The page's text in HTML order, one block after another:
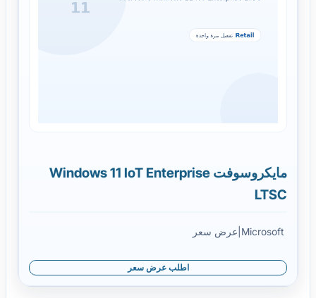
مايكروسوفت Windows 11 IoT Enterprise
LTSC
Microsoft عرض سعر
اطلب عرض سعر